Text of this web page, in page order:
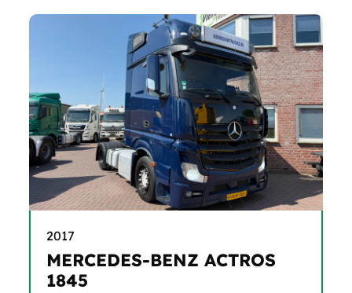
2017
MERCEDES-BENZ ACTROS
1845